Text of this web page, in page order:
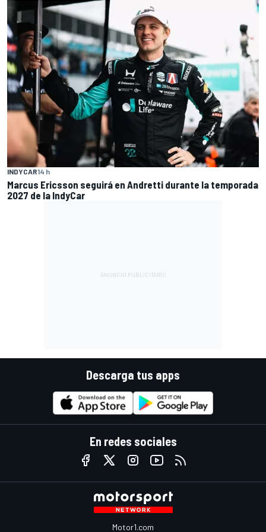
INDYCAR14 h
Marcus Ericsson seguirá en Andretti durante la temporada
2027 de la IndyCar
Descarga tus apps
En redes sociales
Motor1.com